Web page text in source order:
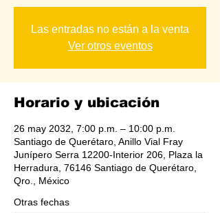
Las entradas no están a la venta
Ver otros eventos
Horario y ubicación
26 may 2032, 7:00 p.m. – 10:00 p.m.
Santiago de Querétaro, Anillo Vial Fray
Junípero Serra 12200-Interior 206, Plaza la
Herradura, 76146 Santiago de Querétaro,
Qro., México
Otras fechas